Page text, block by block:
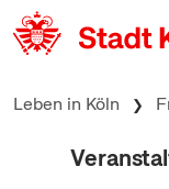
zum Inhalt springen
Leben in Köln